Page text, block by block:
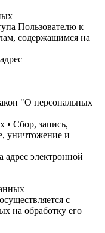
Пользователю к
содержащимся на
"О персональных
• Сбор, запись,
уничтожение и
электронной
с
на обработку его